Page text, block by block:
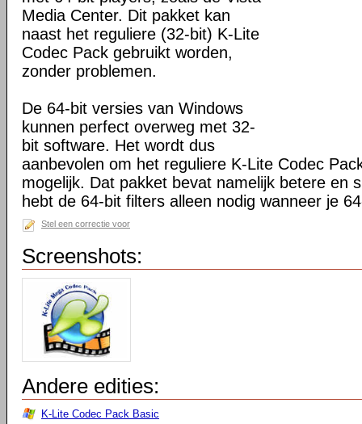
Media Center. Dit pakket kan
naast het reguliere (32-bit) K-Lite
Codec Pack gebruikt worden,
zonder problemen.
De 64-bit versies van Windows
kunnen perfect overweg met 32-
bit software. Het wordt dus
aanbevolen om het reguliere K-Lite Codec
mogelijk. Dat pakket bevat namelijk betere en
hebt de 64-bit filters alleen nodig wanneer je
Stel een correctie voor
Screenshots:
Andere edities:
K-Lite Codec Pack Basic